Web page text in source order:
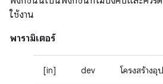
ใช้งาน
พารามิเตอร์
[in] dev โครงสร้าง